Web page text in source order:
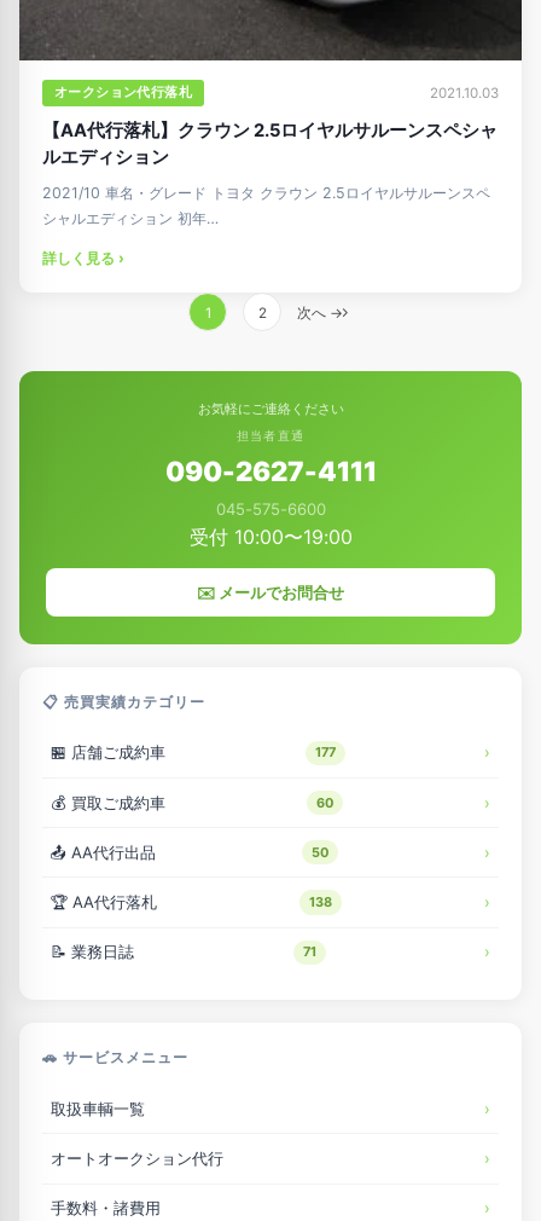
オークション代行落札 2021.10.03
【AA代行落札】クラウン 2.5ロイヤルサルーンスペシャ
ルエディション
2021/10 車名・グレード トヨタ クラウン 2.5ロイヤルサルーンスペ
シャルエディション 初年…
詳しく見る ›
の
1 2 次へ →
お気軽にご連絡ください
担当者直通
090-2627-4111
045-575-6600
受付 10:00〜19:00
✉️ メールでお問合せ
📋 売買実績カテゴリー
🏪 店舗ご成約車 177
💰 買取ご成約車 60
📤 AA代行出品 50
🏆 AA代行落札 138
📝 業務日誌 71
🚗 サービスメニュー
取扱車輌一覧
オートオークション代行
手数料・諸費用